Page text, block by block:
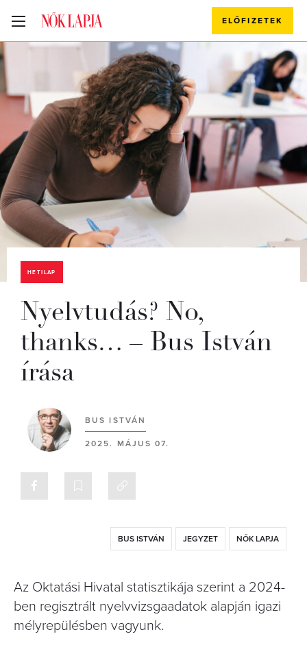
ELŐFIZETEK
HETILAP
Nyelvtudás? No,
thanks… – Bus István
írása
BUS ISTVÁN
2025. MÁJUS 07.
BUS ISTVÁN JEGYZET NŐK LAPJA
Az Oktatási Hivatal statisztikája szerint a 2024-
ben regisztrált nyelvvizsgaadatok alapján igazi
mélyrepülésben vagyunk.